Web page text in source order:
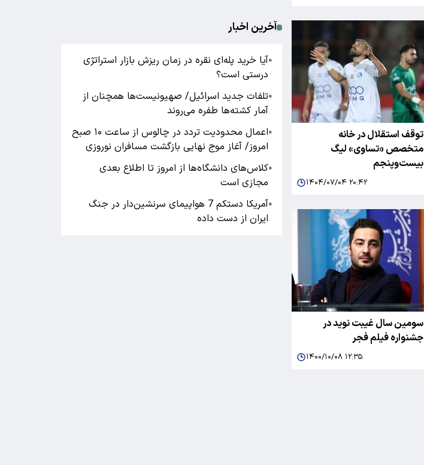
توقف استقلال در خانه
متخصص «تساوی» لیگ
بیست‌وپنجم
۱۴۰۴/۰۷/۰۴ ۲۰:۴۲
سومین سال غیبت نوید در
جشنواره فیلم فجر
۱۴۰۰/۱۰/۰۸ ۱۲:۳۵
آخرین اخبار
●آیا خرید پله‌ای نقره در زمان ریزش بازار استراتژی
درستی است؟
●تلفات جدید اسرائیل/ صهیونیست‌ها همچنان از
آمار کشته‌ها طفره می‌روند
●
اعمال محدودیت تردد در چالوس از ساعت ۱۰ صبح
امروز/ آغاز موج نهایی بازگشت مسافران نوروزی
●کلاس‌های دانشگاه‌ها از امروز تا اطلاع بعدی
مجازی است
●
آمریکا دستکم 7 هواپیمای سرنشین‌دار در جنگ
ایران از دست داده